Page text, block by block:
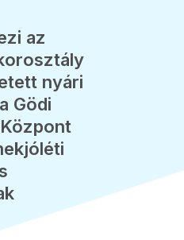
az
nyári
Gödi